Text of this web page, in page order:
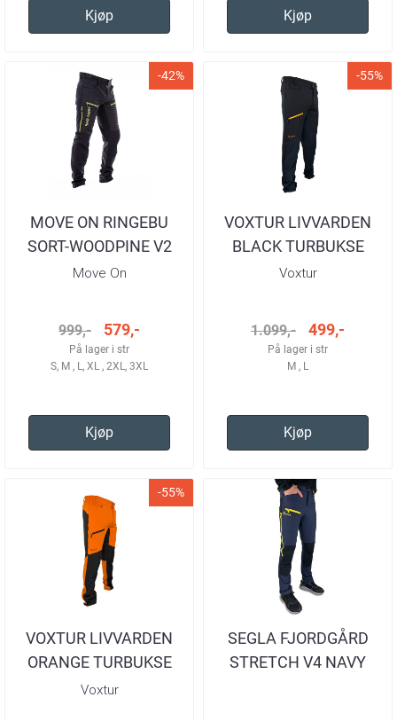
Kjøp Kjøp
-42%
MOVE ON RINGEBU
SORT-WOODPINE V2
TURBUKSE HERRE
Move On
999,- 579,-
På lager i str
S, M , L, XL , 2XL, 3XL
Kjøp
-55%
VOXTUR LIVVARDEN
BLACK TURBUKSE
HERRE
Voxtur
1.099,- 499,-
På lager i str
M , L
Kjøp
-55%
VOXTUR LIVVARDEN
ORANGE TURBUKSE
HERRE
Voxtur
SEGLA FJORDGÅRD
STRETCH V4 NAVY